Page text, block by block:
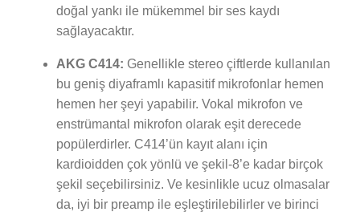
doğal yankı ile mükemmel bir ses kaydı
sağlayacaktır.
AKG C414: Genellikle stereo çiftlerde kullanılan
bu geniş diyaframlı kapasitif mikrofonlar hemen
hemen her şeyi yapabilir. Vokal mikrofon ve
enstrümantal mikrofon olarak eşit derecede
popülerdirler. C414’ün kayıt alanı için
kardioidden çok yönlü ve şekil-8’e kadar birçok
şekil seçebilirsiniz. Ve kesinlikle ucuz olmasalar
da, iyi bir preamp ile eşleştirilebilirler ve birinci